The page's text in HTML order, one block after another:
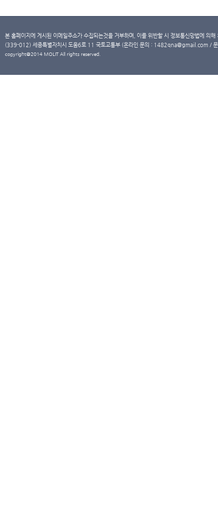
본 홈페이지에 게시된 이메일주소가 수집되는것을 거부하며, 이를 위반할 시 정보통신망법에 의
(339-012) 세종특별자치시 도움6로 11 국토교통부 (온라인 문의 : 1482qna@gmail.com /
copyright@2014 MOLIT All rights reserved.